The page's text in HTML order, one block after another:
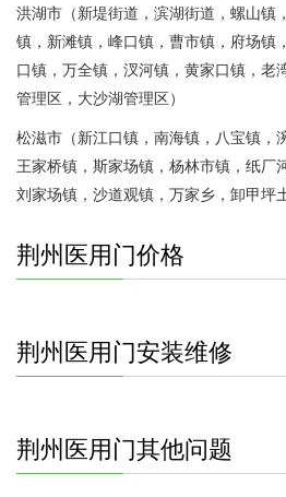
洪湖市（新堤街道，滨湖街道，螺山镇
镇，新滩镇，峰口镇，曹市镇，府场镇
口镇，万全镇，汊河镇，黄家口镇，老
管理区，大沙湖管理区）
松滋市（新江口镇，南海镇，八宝镇，
王家桥镇，斯家场镇，杨林市镇，纸厂
刘家场镇，沙道观镇，万家乡，卸甲坪
荆州医用门价格
荆州医用门安装维修
荆州医用门其他问题